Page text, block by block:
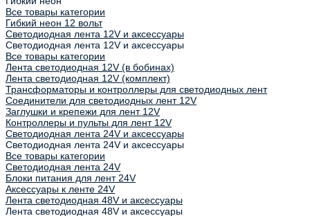
Все товары категории
Гибкий неон 12 вольт
Светодиодная лента 12V и аксессуары
Светодиодная лента 12V и аксессуары
Все товары категории
Лента светодиодная 12V (в бобинах)
Лента светодиодная 12V (комплект)
Трансформаторы и контроллеры для светодиодных лент
Соединители для светодиодных лент 12V
Заглушки и крепежи для лент 12V
Контроллеры и пульты для лент 12V
Светодиодная лента 24V и аксессуары
Светодиодная лента 24V и аксессуары
Все товары категории
Светодиодная лента 24V
Блоки питания для лент 24V
Аксессуары к ленте 24V
Лента светодиодная 48V и аксессуары
Лента светодиодная 48V и аксессуары